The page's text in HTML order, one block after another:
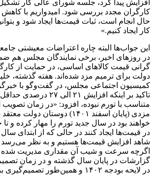
افزایش پیدا کرد، جلسه شورای عالی کار
کارگران مجدد بررسی شود. امیدواریم با کاهش
حال انجام است، ثبات قیمت‌ها ایجاد شود و
کار ایجاد کنیم.»
این جواب‌ها البته چاره اعتراضات معیشتی
در روزهای اخیر، برخی نمایندگان مجلس هم
گرانی قیمت کالاهای اساسی، در حمایت از
دولت برای ترمیم مزد شده‌اند. هفته گذشته،
کمیسیون اجتماعی مجلس، در گفت‌وگو با
تاکید بر اینکه افزایش ۲۱
متناسب با تورم نبوده، افزود: «در زمان
مزدی (پایان اسفند ۱۴۰۱) دوستان
خواهند بود در سال جدید تورم را مهار کرده و
در قیمت‌ها ایجاد کنند در حالی که از ابتدای سال
شاهد افزایش قیمت‌ها هستیم و به نظر می‌رسد
اگرچه سرعت و شیب آن مقداری مدیریت شده
گزارشات در پایان سال گذشته و در زمان
در لایحه بودجه ۱۴۰۲ و همین‌طور